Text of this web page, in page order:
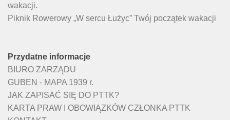
wakacji.
Piknik Rowerowy „W sercu Łużyc” Twój początek wakacji
Przydatne informacje
BIURO ZARZĄDU
GUBEN - MAPA 1939 r.
JAK ZAPISAĆ SIĘ DO PTTK?
KARTA PRAW I OBOWIĄZKÓW CZŁONKA PTTK